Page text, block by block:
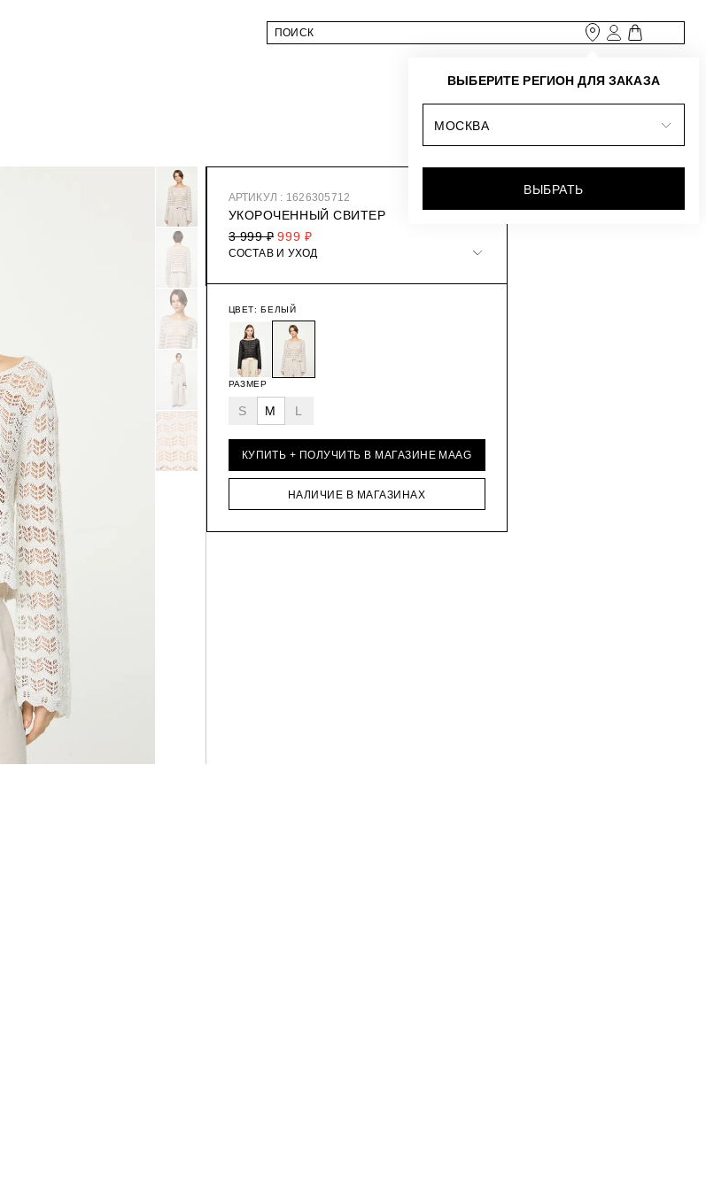
АРТИКУЛ : 1626305712
УКОРОЧЕННЫЙ СВИТЕР
999 ₽
3 999 ₽
СОСТАВ И УХОД
ЦВЕТ: БЕЛЫЙ
РАЗМЕР
S M L
КУПИТЬ + ПОЛУЧИТЬ В МАГАЗИНЕ MAAG
НАЛИЧИЕ В МАГАЗИНАХ
ВЫБЕРИТЕ РЕГИОН ДЛЯ ЗАКАЗА
МОСКВА
ВЫБРАТЬ